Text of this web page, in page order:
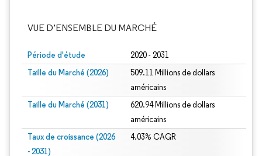
VUE D’ENSEMBLE DU MARCHÉ
Période d'étude 2020 - 2031
Taille du Marché (2026)
509.11 Millions de dollars
américains
Taille du Marché (2031)
620.94 Millions de dollars
américains
Taux de croissance (2026
- 2031)
4.03% CAGR